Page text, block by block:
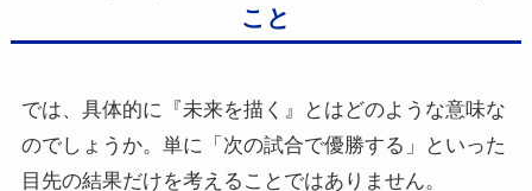
こと
では、具体的に『未来を描く』とはどのような意味な
のでしょうか。単に「次の試合で優勝する」といった
目先の結果だけを考えることではありません。